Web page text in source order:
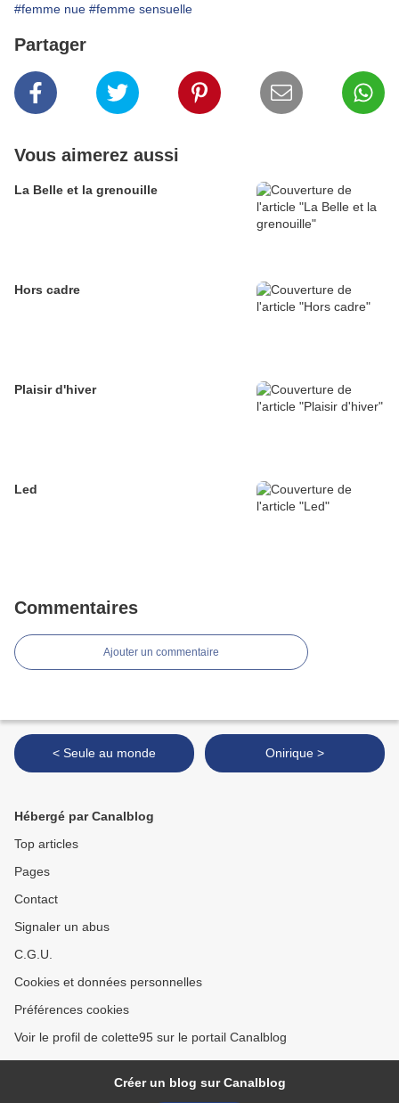
#femme nue #femme sensuelle
Partager
Vous aimerez aussi
La Belle et la grenouille
Hors cadre
Plaisir d'hiver
Led
Commentaires
Ajouter un commentaire
< Seule au monde Onirique >
Hébergé par Canalblog
Top articles
Pages
Contact
Signaler un abus
C.G.U.
Cookies et données personnelles
Préférences cookies
Voir le profil de colette95 sur le portail Canalblog
Créer un blog sur Canalblog